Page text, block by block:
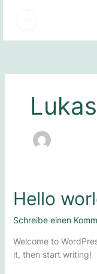
Lukas
Hello
Schreibe einen
Welcome to
it, then start writing!
Hello
world!